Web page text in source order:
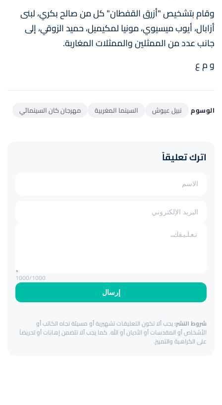
وقام بتشخيص "أزرق القفطان" كل من صالح بكري، لبنى
أزابال، أيوب ميسيوي، مونيا لمكيميل، حميد الزوقي، إلى
جانب عدد من الممثلين والممثلات المغاربة.
و م ع
الوسوم نبيل عيوش السينما المغربية مهرجان كان السينمائي
اترك تعليقاً
إرسال
1000/1000
شروط النشر:يجب ألا تكون التعليقات تشهيرية أو مسيئة تجاه الكاتب أو
الأشخاص أو المقدسات أو الأديان أو الله. كما يجب ألا تتضمن إهانات أو تحريضاً
على الكراهية والتمييز.